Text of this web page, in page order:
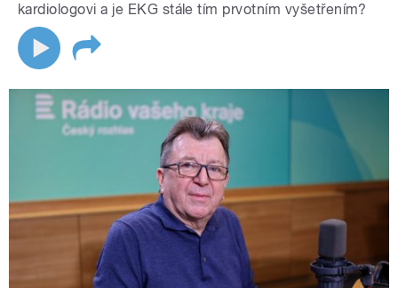
kardiologovi a je EKG stále tím prvotním vyšetřením?